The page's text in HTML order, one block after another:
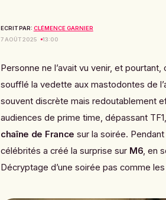
ECRIT PAR: CLÉMENCE GARNIER
7 AOÛT 2025
13:00
Personne ne l’avait vu venir, et
soufflé la vedette aux mastodontes de
souvent discrète mais redoutablement
audiences de prime time, dépassant
chaîne de France sur la soirée.
célébrités a créé la surprise sur M6, en
Décryptage d’une soirée pas comme